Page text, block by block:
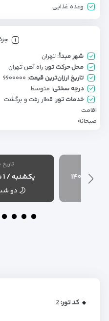
وعده غذایی
شهر مبدأ: تهران
محل حرکت تور: راه آهن تهران
تاریخ ارزان‌ترین قیمت: ۶۶۰۰۰۰۰
درجه سختی: متوسط
خدمات تور: قطار رفت و برگشت
اقامت
صبحانه
تاریخ
یکشنبه / ۱ شهریور ۱۴۰۵
دو
کد تور:2